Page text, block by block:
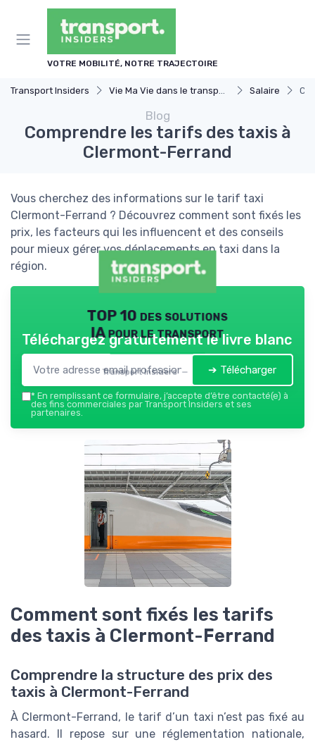
VOTRE MOBILITÉ, NOTRE TRAJECTOIRE
Transport Insiders Vie Ma Vie dans le transport Salaire
Blog
Comprendre les tarifs des taxis à
Clermont-Ferrand
Vous cherchez des informations sur le tarif taxi
Clermont-Ferrand ? Découvrez comment sont fixés les
prix, les facteurs qui les influencent et des conseils
pour mieux gérer vos déplacements en taxi dans la
région.
TOP 10 des solutions
IA pour le transport
Transport Insiders — 2026
Téléchargez gratuitement le livre blanc
➔ Télécharger
* En remplissant ce formulaire, j’accepte d’être contacté(e) à
des fins commerciales par Transport Insiders et ses
partenaires.
Comment sont fixés les tarifs
des taxis à Clermont-Ferrand
Comprendre la structure des prix des
taxis à Clermont-Ferrand
À Clermont-Ferrand, le tarif d’un taxi n’est pas fixé au
hasard. Il repose sur une réglementation nationale,
Panneau de gestion des cookies